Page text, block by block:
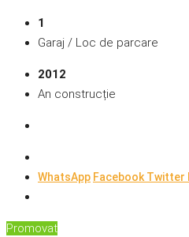
1
Garaj / Loc de parcare
2012
An construcție
WhatsApp FacebookTwitter
Promovat